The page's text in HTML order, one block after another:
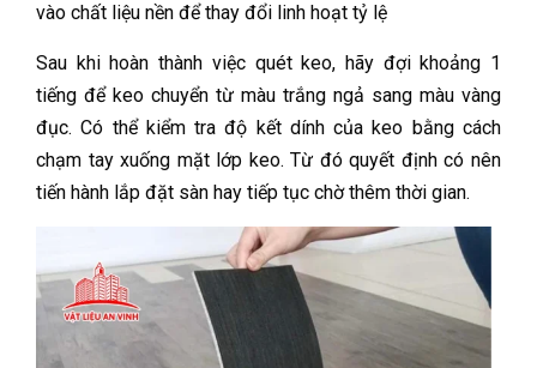
vào chất liệu nền để thay đổi linh hoạt tỷ lệ
Sau khi hoàn thành việc quét keo, hãy đợi khoảng 1
tiếng để keo chuyển từ màu trắng ngả sang màu vàng
đục. Có thể kiểm tra độ kết dính của keo bằng cách
chạm tay xuống mặt lớp keo. Từ đó quyết định có nên
tiến hành lắp đặt sàn hay tiếp tục chờ thêm thời gian.